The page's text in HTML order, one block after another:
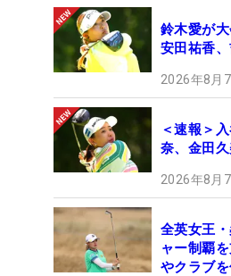
鈴木愛が
安田祐香
2026年8月
＜速報＞
奈、金田
2026年8月
全英女王
ャー制覇
やクラブ